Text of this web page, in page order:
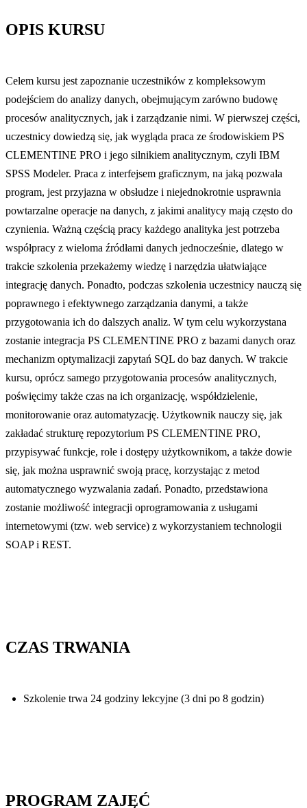
OPIS KURSU
Celem kursu jest zapoznanie uczestników z kompleksowym
podejściem do analizy danych, obejmującym zarówno budowę
procesów analitycznych, jak i zarządzanie nimi. W pierwszej części,
uczestnicy dowiedzą się, jak wygląda praca ze środowiskiem PS
CLEMENTINE PRO i jego silnikiem analitycznym, czyli IBM
SPSS Modeler. Praca z interfejsem graficznym, na jaką pozwala
program, jest przyjazna w obsłudze i niejednokrotnie usprawnia
powtarzalne operacje na danych, z jakimi analitycy mają często do
czynienia. Ważną częścią pracy każdego analityka jest potrzeba
współpracy z wieloma źródłami danych jednocześnie, dlatego w
trakcie szkolenia przekażemy wiedzę i narzędzia ułatwiające
integrację danych. Ponadto, podczas szkolenia uczestnicy nauczą się
poprawnego i efektywnego zarządzania danymi, a także
przygotowania ich do dalszych analiz. W tym celu wykorzystana
zostanie integracja PS CLEMENTINE PRO z bazami danych oraz
mechanizm optymalizacji zapytań SQL do baz danych. W trakcie
kursu, oprócz samego przygotowania procesów analitycznych,
poświęcimy także czas na ich organizację, współdzielenie,
monitorowanie oraz automatyzację. Użytkownik nauczy się, jak
zakładać strukturę repozytorium PS CLEMENTINE PRO,
przypisywać funkcje, role i dostępy użytkownikom, a także dowie
się, jak można usprawnić swoją pracę, korzystając z metod
automatycznego wyzwalania zadań. Ponadto, przedstawiona
zostanie możliwość integracji oprogramowania z usługami
internetowymi (tzw. web service) z wykorzystaniem technologii
SOAP i REST.
CZAS TRWANIA
Szkolenie trwa 24 godziny lekcyjne (3 dni po 8 godzin)
PROGRAM ZAJĘĆ